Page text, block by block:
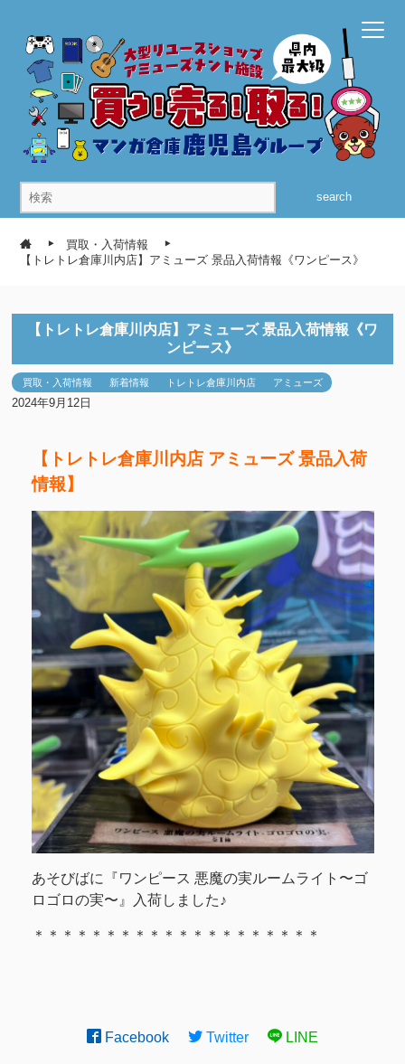
search
買取・入荷情報
【トレトレ倉庫川内店】アミューズ 景品入荷情報《ワンピース》
【トレトレ倉庫川内店】アミューズ 景品入荷情報《ワ
ンピース》
買取・入荷情報 新着情報 トレトレ倉庫川内店 アミューズ
2024年9月12日
【トレトレ倉庫川内店 アミューズ 景品入荷
情報】
あそびばに『ワンピース 悪魔の実ルームライト〜ゴ
ロゴロの実〜』入荷しました♪
＊＊＊＊＊＊＊＊＊＊＊＊＊＊＊＊＊＊＊＊
Facebook Twitter LINE